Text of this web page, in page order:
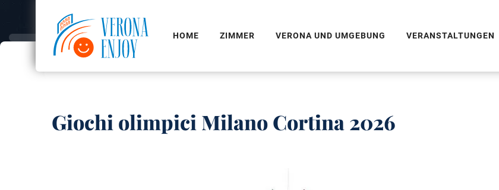
HOME ZIMMER VERONA UND UMGEBUNG VERANSTALTUNGEN
Giochi olimpici Milano Cortina 2026